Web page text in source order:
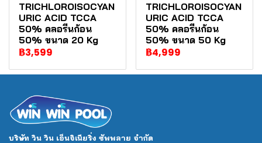
TRICHLOROISOCYAN
URIC ACID TCCA
50% คลอรีนก้อน
50% ขนาด 20 Kg
฿3,599
TRICHLOROISOCYAN
URIC ACID TCCA
50% คลอรีนก้อน
50% ขนาด 50 Kg
฿4,999
บริษัท วิน วิน เอ็นจิเนียริ่ง ซัพพลาย จำกัด